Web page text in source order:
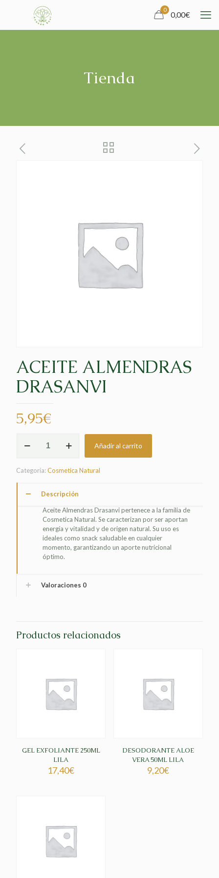
0
0,00€
Tienda
ACEITE ALMENDRAS
DRASANVI
5,95€
ALMENDRAS
Añadir al carrito
Categoría:Cosmetica Natural
Descripción
Aceite Almendras Drasanvi pertenece a la familia de
Cosmetica Natural. Se caracterizan por ser aportan
energía y vitalidad y de origen natural. Su uso es
ideales como snack saludable en cualquier
momento, garantizando un aporte nutricional
óptimo.
Valoraciones 0
Productos relacionados
GEL EXFOLIANTE 250ML
LILA
17,40€
DESODORANTE ALOE
VERA 50ML LILA
9,20€